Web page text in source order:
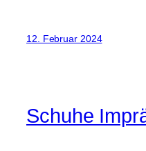
12. Februar 2024
Schuhe